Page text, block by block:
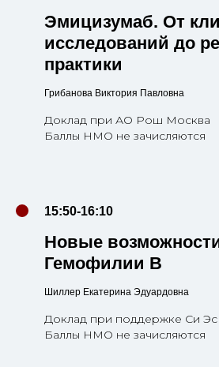
Эмицизумаб. От
исследований до
практики
Грибанова Виктория Павловна
Доклад при АО Рош Москва
Баллы НМО не зачисляются
15:50-16:10
Новые
Гемофилии В
Шиллер Екатерина Эдуардовна
Доклад при поддержке Си
Баллы НМО не зачисляются